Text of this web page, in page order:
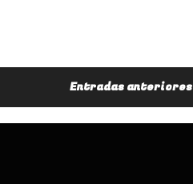
Entradas anteriores